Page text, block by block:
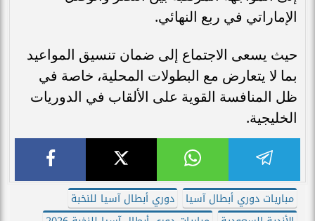
الإماراتي في ربع النهائي.
حيث يسعى الاجتماع إلى ضمان تنسيق المواعيد
بما لا يتعارض مع البطولات المحلية، خاصة في
ظل المنافسة القوية على الألقاب في الدوريات
الخليجية.
مباريات دوري أبطال آسيا
دوري أبطال آسيا للنخبة